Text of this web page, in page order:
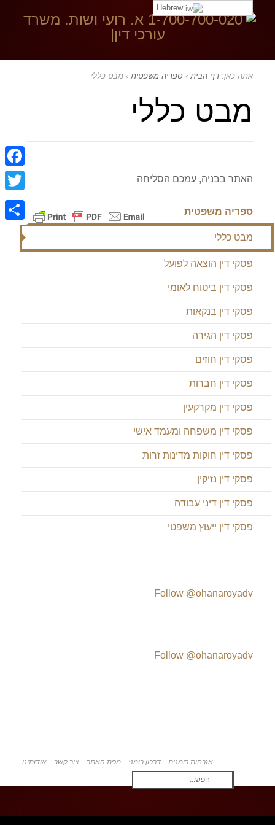
בקר ב:
אתה כאן:דף הבית› ספריה משפטית› מבט כללי
מבט כללי
האתר בבניה, עמכם הסליחה
ספריה משפטית
מבט כללי
פסקי דין הוצאה לפועל
פסקי דין ביטוח לאומי
פסקי דין בנקאות
פסקי דין הגירה
פסקי דין חוזים
פסקי דין חברות
פסקי דין מקרקעין
פסקי דין משפחה ומעמד אישי
פסקי דין חוקות מדינות זרות
פסקי דין נזיקין
פסקי דין דיני עבודה
פסקי דין ייעוץ משפטי
Follow @ohanaroyadv
Follow @ohanaroyadv
אודותינו צור קשר מפת האתר דרכון רומני אזרחות רומנית
Hebrew